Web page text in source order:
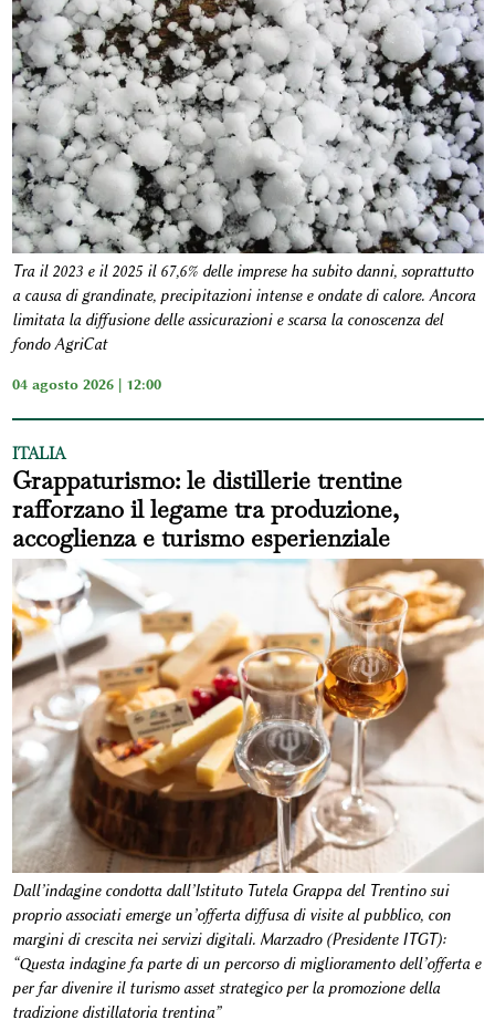
Tra il 2023 e il 2025 il 67,6% delle imprese ha subito danni, soprattutto
a causa di grandinate, precipitazioni intense e ondate di calore. Ancora
limitata la diffusione delle assicurazioni e scarsa la conoscenza del
fondo AgriCat
04 agosto 2026 | 12:00
ITALIA
Grappaturismo: le distillerie trentine
rafforzano il legame tra produzione,
accoglienza e turismo esperienziale
Dall’indagine condotta dall’Istituto Tutela Grappa del Trentino sui
proprio associati emerge un’offerta diffusa di visite al pubblico, con
margini di crescita nei servizi digitali. Marzadro (Presidente ITGT):
“Questa indagine fa parte di un percorso di miglioramento dell’offerta e
per far divenire il turismo asset strategico per la promozione della
tradizione distillatoria trentina”